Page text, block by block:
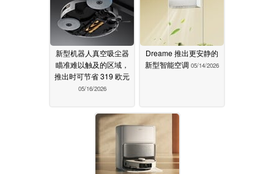
新型机器人真空吸尘器
瞄准难以触及的区域，
推出时可节省 319 欧元
05/16/2026
Dreame 推出更安静的
新型智能空调 05/14/2026